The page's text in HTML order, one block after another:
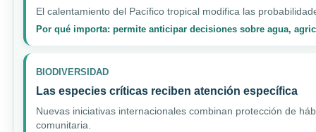
El calentamiento del Pacífico tropical modifica las
Por qué importa: permite anticipar decisiones sobre agua,
BIODIVERSIDAD
Las especies críticas reciben atención específica
Nuevas iniciativas internacionales combinan protección de
comunitaria.